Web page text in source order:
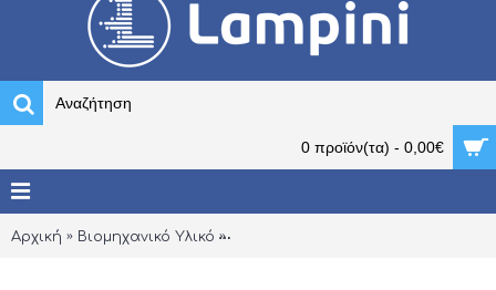
0 προϊόν(τα) - 0,00€
Αρχική Βιομηχανικό Υλικό